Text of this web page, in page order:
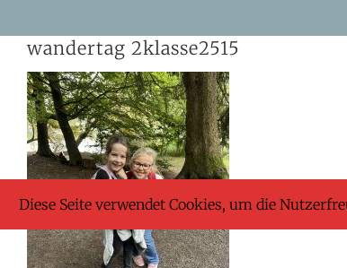
content
wandertag 2klasse2515
Diese Seite verwendet Cookies, um die